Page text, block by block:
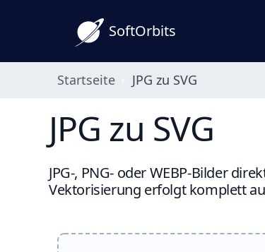
SoftOrbits
Startseite JPG zu SVG
JPG zu SVG
JPG-, PNG- oder WEBP-Bilder
Vektorisierung erfolgt komplett